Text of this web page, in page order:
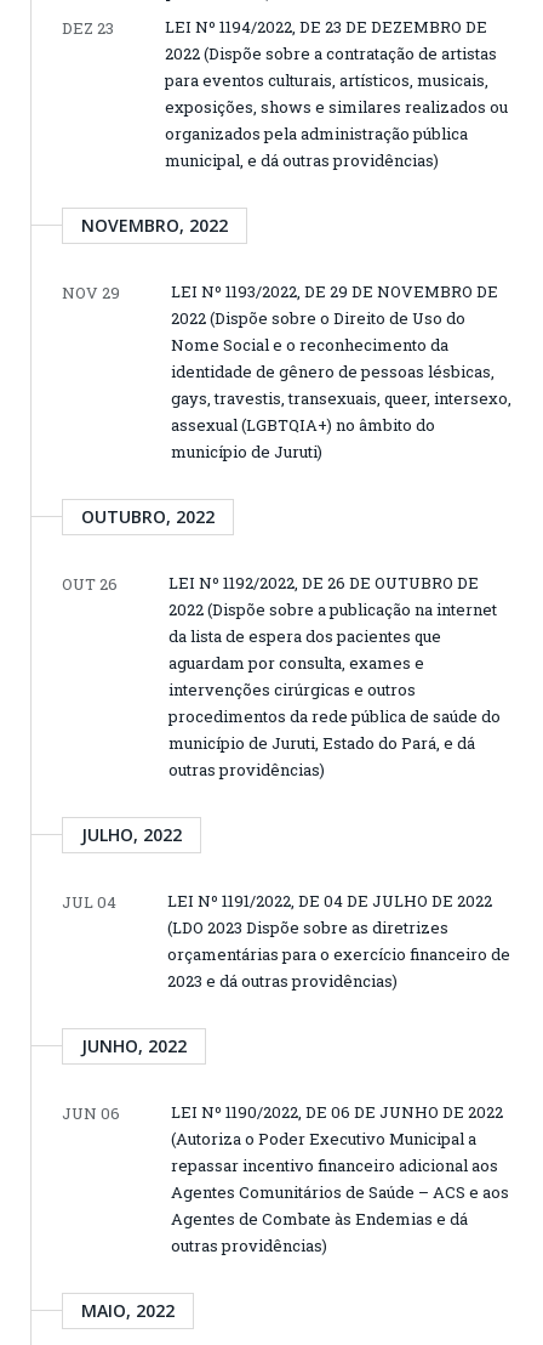
DEZ 23
LEI Nº 1194/2022, DE 23 DE DEZEMBRO DE
2022 (Dispõe sobre a contratação de artistas
para eventos culturais, artísticos, musicais,
exposições, shows e similares realizados ou
organizados pela administração pública
municipal, e dá outras providências)
NOVEMBRO, 2022
NOV 29
LEI Nº 1193/2022, DE 29 DE NOVEMBRO DE
2022 (Dispõe sobre o Direito de Uso do
Nome Social e o reconhecimento da
identidade de gênero de pessoas lésbicas,
gays, travestis, transexuais, queer, intersexo,
assexual (LGBTQIA+) no âmbito do
município de Juruti)
OUTUBRO, 2022
OUT 26
LEI Nº 1192/2022, DE 26 DE OUTUBRO DE
2022 (Dispõe sobre a publicação na internet
da lista de espera dos pacientes que
aguardam por consulta, exames e
intervenções cirúrgicas e outros
procedimentos da rede pública de saúde do
município de Juruti, Estado do Pará, e dá
outras providências)
JULHO, 2022
JUL 04
LEI Nº 1191/2022, DE 04 DE JULHO DE 2022
(LDO 2023 Dispõe sobre as diretrizes
orçamentárias para o exercício financeiro de
2023 e dá outras providências)
JUNHO, 2022
JUN 06
LEI Nº 1190/2022, DE 06 DE JUNHO DE 2022
(Autoriza o Poder Executivo Municipal a
repassar incentivo financeiro adicional aos
Agentes Comunitários de Saúde – ACS e aos
Agentes de Combate às Endemias e dá
outras providências)
MAIO, 2022